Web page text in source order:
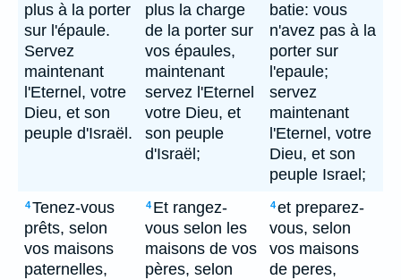
plus à la porter
sur l'épaule.
Servez
maintenant
l'Eternel, votre
Dieu, et son
peuple d'Israël.
plus la charge
de la porter sur
vos épaules,
maintenant
servez l'Eternel
votre Dieu, et
son peuple
d'Israël;
batie: vous
n'avez pas à la
porter sur
l'epaule;
servez
maintenant
l'Eternel, votre
Dieu, et son
peuple Israel;
4Tenez-vous
prêts, selon
vos maisons
paternelles,
4 Et rangez-
vous selon les
maisons de vos
pères, selon
4et preparez-
vous, selon
vos maisons
de peres,